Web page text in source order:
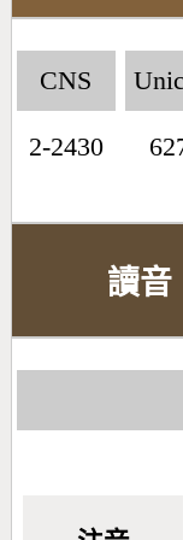
CNS
2-2430
讀音